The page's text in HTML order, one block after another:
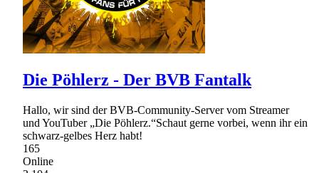
Die Pöhlerz - Der BVB Fantalk
Hallo, wir sind der BVB-Community-Server vom Streamer
und YouTuber „Die Pöhlerz.“Schaut gerne vorbei, wenn ihr ein
schwarz-gelbes Herz habt!
165
Online